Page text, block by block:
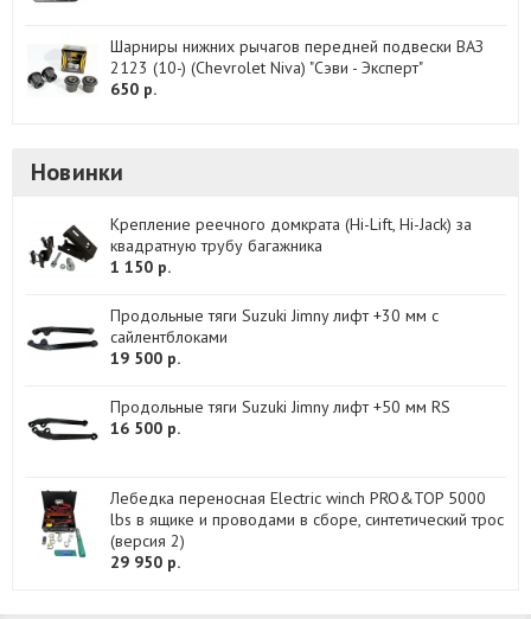
Шарниры нижних рычагов передней подвески ВАЗ
2123 (10-) (Chevrolet Niva) "Сэви - Эксперт"
650 р.
Новинки
Крепление реечного домкрата (Hi-Lift, Hi-Jack) за
квадратную трубу багажника
1 150 р.
Продольные тяги Suzuki Jimny лифт +30 мм с
сайлентблоками
19 500 р.
Продольные тяги Suzuki Jimny лифт +50 мм RS
16 500 р.
Лебедка переносная Electric winch PRO&TOP 5000
lbs в ящике и проводами в сборе, синтетический трос
(версия 2)
29 950 р.